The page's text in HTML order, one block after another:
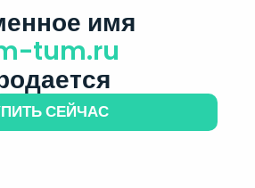
имя
tum.ru
СЕЙЧАС